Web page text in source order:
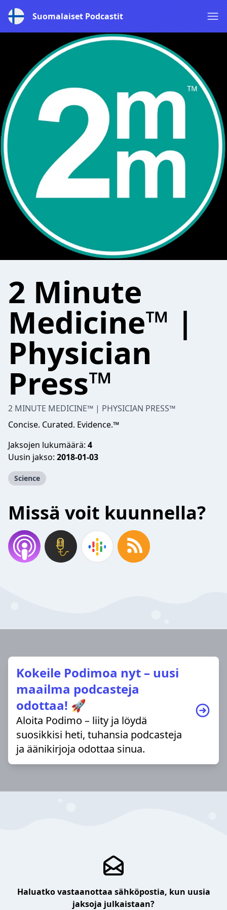
Suomalaiset Podcastit
2 Minute
Medicine™ |
Physician
Press™
2 MINUTE MEDICINE™ | PHYSICIAN PRESS™
Concise. Curated. Evidence.™
Jaksojen lukumäärä: 4
Uusin jakso: 2018-01-03
Science
Missä voit kuunnella?
Kokeile Podimoa nyt – uusi
maailma podcasteja
odottaa! 🚀
Aloita Podimo – liity ja löydä
suosikkisi heti, tuhansia podcasteja
ja äänikirjoja odottaa sinua.
Haluatko vastaanottaa sähköpostia, kun uusia
jaksoja julkaistaan?